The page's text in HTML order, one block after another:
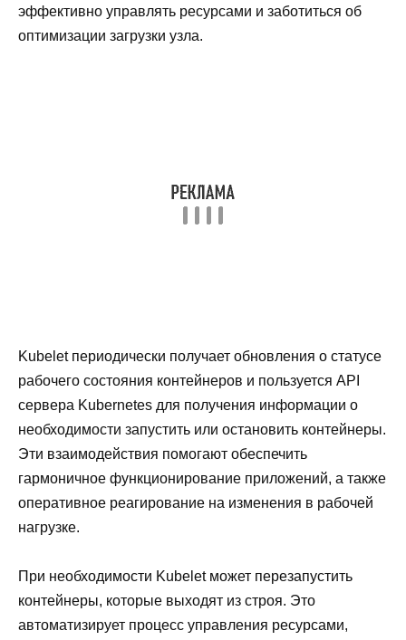
эффективно управлять ресурсами и заботиться об
оптимизации загрузки узла.
Kubelet периодически получает обновления о статусе
рабочего состояния контейнеров и пользуется API
сервера Kubernetes для получения информации о
необходимости запустить или остановить контейнеры.
Эти взаимодействия помогают обеспечить
гармоничное функционирование приложений, а также
оперативное реагирование на изменения в рабочей
нагрузке.
При необходимости Kubelet может перезапустить
контейнеры, которые выходят из строя. Это
автоматизирует процесс управления ресурсами,